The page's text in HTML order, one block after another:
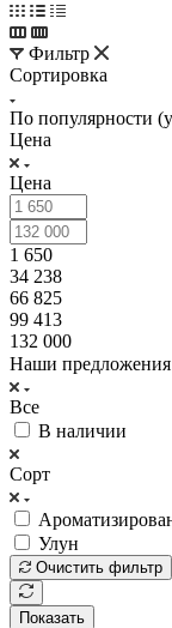
Фильтр
Сортировка
По популярности
Цена
Цена
1 650
34 238
66 825
99 413
132 000
Наши предложения
Все
В наличии
Сорт
Улун
Очистить фильтр
Показать